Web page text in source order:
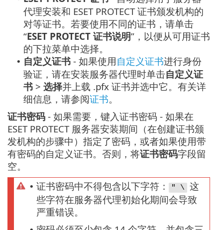
代理安装和 ESET PROTECT 证书颁发机构的
对等证书。若要使用不同的证书，请单击
“ESET PROTECT 证书说明”，以便从可用证书
的下拉菜单中选择。
• 自定义证书 - 如果使用自定义证书进行身份
验证，请在安装服务器代理时单击自定义证
书 > 选择并上载 .pfx 证书并选中它。有关详
细信息，请参阅证书。
证书密码 - 如果需要，键入证书密码 - 如果在
ESET PROTECT 服务器安装期间（在创建证书颁
发机构的步骤中）指定了密码，或者如果使用带
有密码的自定义证书。否则，将证书密码字段留
空。
• 证书密码中不得包含以下字符： " \
这
些字符在服务器代理初始化期间会导致
严重错误。